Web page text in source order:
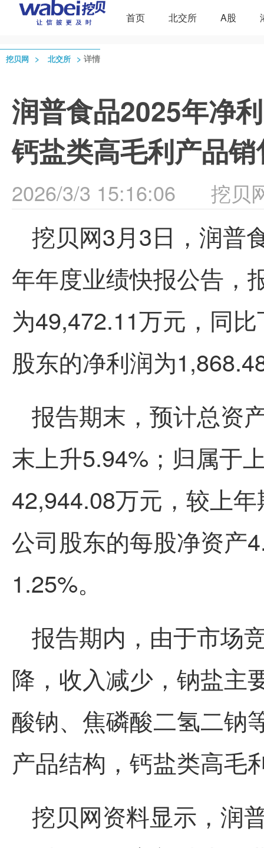
首页 北交所 A股
挖贝网 > 北交所 > 详情
润普食品2025年净
钙盐类高毛利产品
2026/3/3 15:16:06 挖贝
挖贝网3月3日，润普
年年度业绩快报公告，
为49,472.11万元，同
股东的净利润为
报告期末，预计总资
末上升5.94%；归属于
42,944.08万元，较上
公司股东的每股净资产
1.25%。
报告期内，由于市场
降，收入减少，钠盐主
酸钠、焦磷酸二氢二钠
产品结构，钙盐类高毛
挖贝网资料显示，润